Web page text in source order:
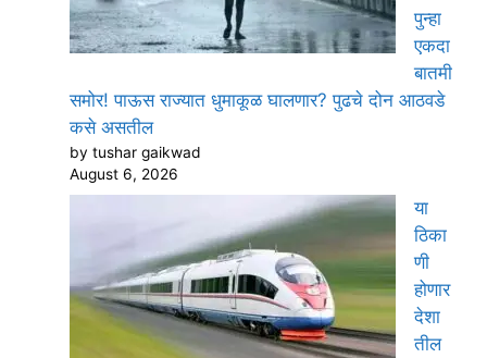
पुन्हा
एकदा
बातमी
समोर! पाऊस राज्यात धुमाकूळ घालणार? पुढचे दोन आठवडे
कसे असतील
by tushar gaikwad
August 6, 2026
या
ठिका
णी
होणार
देशा
तील